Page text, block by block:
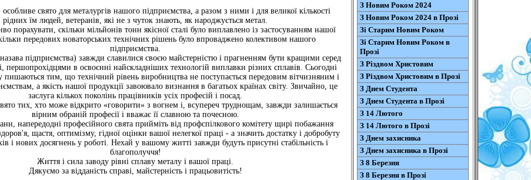
свято для металургів нашого підприємства, а разом з ними і для великої кількості
рідних їм людей, ветеранів, які не з чуток знають, як народжується метал.
порахувати, скільки мільйонів тонн якісної сталі було виплавлено із застосуванням нашої
передових новаторських технічних рішень було впроваджено колективом нашого
підприємства.
підприємства) завжди славилися своєю майстерністю і прагненням бути кращими серед
першопрохідцями в освоєнні найскладніших технологій виплавки різних сплавів. Сьогодні
пишаються тим, що технічний рівень виробництва не поступається передовим вітчизняним і
а якість нашої продукції завоювало визнання в багатьох країнах світу. Звичайно, це
заслуга кількох поколінь працівників усіх професій і посад.
тих, хто може відкрито «говорити» з вогнем і, всупереч труднощам, завжди залишається
вірним обраній професії і вважає її славною та почесною.
напередодні професійного свята прийміть від профспілкового комітету щирі побажання
щастя, оптимізму, гідної оцінки вашої нелегкої праці - а значить достатку і добробуту
і нових досягнень у роботі. Нехай у вашому житті завжди будуть присутні стабільність і
благополуччя!
Життя і сила заводу рівні сплаву металу і вашої праці.
Дякуємо за відданість справі, майстерність і працьовитість!
З Новим Роком 2024
З Новим Роком 2024 в Прозі
Зі Старим Новим Роком
Зі Старим Новим Роком в
Прозі
З Різдвом Христовим
З Різдвом Христовим в Прозі
З Днем Студента
З Днем Студента в Прозі
З 14 Лютого
З 14 Лютого в Прозі
З Днем захисника
З Днем захисника в Прозі
З 8 Березня
З 8 Березня в Прозі